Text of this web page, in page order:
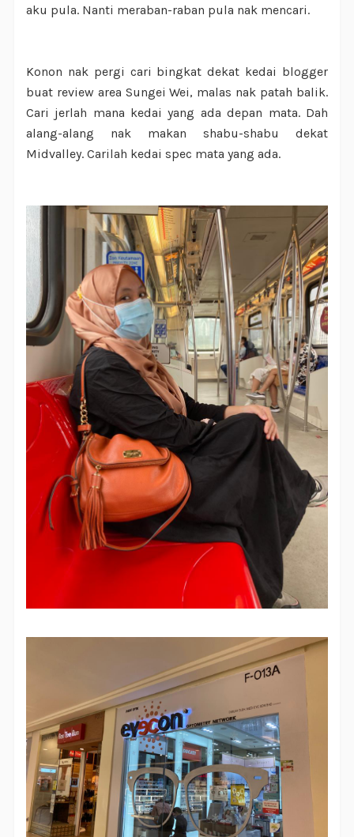
aku pula. Nanti meraban-raban pula nak mencari.
Konon nak pergi cari bingkat dekat kedai blogger
buat review area Sungei Wei, malas nak patah balik.
Cari jerlah mana kedai yang ada depan mata. Dah
alang-alang nak makan shabu-shabu dekat
Midvalley. Carilah kedai spec mata yang ada.